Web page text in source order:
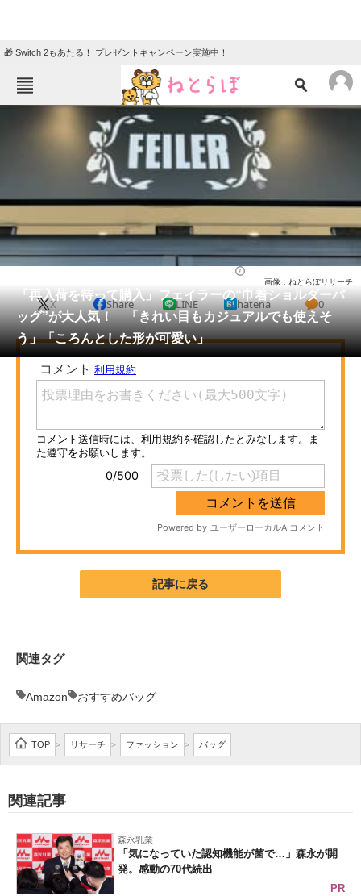
🎁 Switch 2もあたる！ プレゼントキャンペーン実施中！
ねとらぼメニュー
ニュース
クイズ
住まい 教育・育児
動物 リサーチ
会員記事
メディア
注目記事を集めた総合ページ
ITの今と未来を見通す
スマホと通信の最新トレンド
進化するPCとデバイスの未来
AI活用のいまが分かる
企業向けIT製品の総合サイト
製造業のIT導入・活用を支援
モノづくり技術者専門サイト
エレクトロニクス専門サイト
「再入荷を待って購入」フェイラーの“巾着ショルダーバ
ッグ”が大人気！ 「きれい目もカジュアルでも使えそ
う」「ころんとした形が可愛い」
画像：ねとらぼリサーチ
X Share LINE hatena 0
記事に戻る
関連タグ
Amazon おすすめバッグ
TOP > リサーチ > ファッション > バッグ
関連記事
森永乳業
「気になっていた認知機能が菌で…」森永が開
発。感動の70代続出
PR